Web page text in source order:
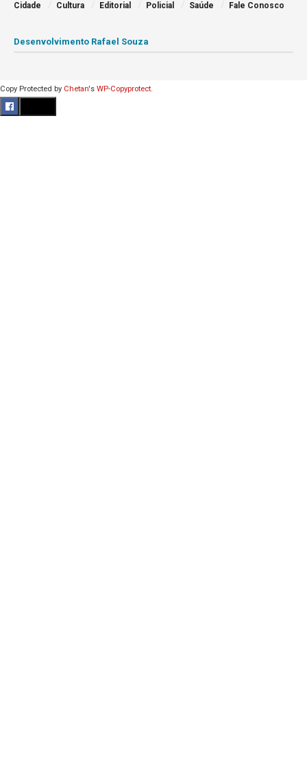
Cidade Cultura Editorial Policial Saúde Fale Conosco
Desenvolvimento Rafael Souza
Copy Protected by Chetan's WP-Copyprotect.